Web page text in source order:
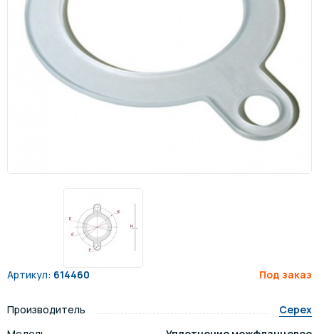
Артикул: 614460 Под заказ
Производитель
Cepex